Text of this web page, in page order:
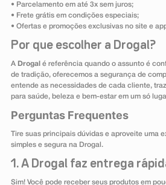
• Parcelamento em até 3x sem juros;
• Frete grátis em condições especiais;
• Ofertas e promoções exclusivas no site e
Por que escolher a Drogal?
A Drogal é referência quando o assunto é
de tradição, oferecemos a segurança de
entende as necessidades de cada cliente,
para saúde, beleza e bem-estar em um só
Perguntas Frequentes
Tire suas principais dúvidas e aproveite uma
simples e segura na Drogal.
1. A Drogal faz entrega
Sim! Você pode receber seus produtos em